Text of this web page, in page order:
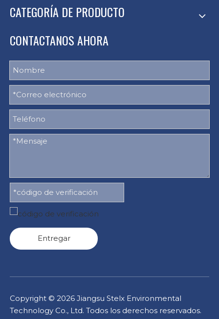
CATEGORÍA DE PRODUCTO
CONTACTANOS AHORA
Entregar
Copyright © 2026 Jiangsu Stelx Environmental
Technology Co., Ltd. Todos los derechos reservados.